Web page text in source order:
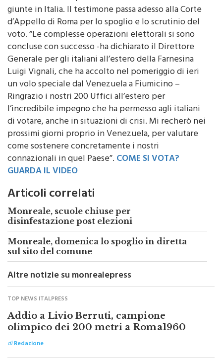
giunte in Italia. Il testimone passa adesso alla Corte
d’Appello di Roma per lo spoglio e lo scrutinio del
voto. “Le complesse operazioni elettorali si sono
concluse con successo -ha dichiarato il Direttore
Generale per gli italiani all’estero della Farnesina
Luigi Vignali, che ha accolto nel pomeriggio di ieri
un volo speciale dal Venezuela a Fiumicino –
Ringrazio i nostri 200 Uffici all’estero per
l’incredibile impegno che ha permesso agli italiani
di votare, anche in situazioni di crisi. Mi recherò nei
prossimi giorni proprio in Venezuela, per valutare
come sostenere concretamente i nostri
connazionali in quel Paese”.COME SI VOTA?
GUARDA IL VIDEO
Articoli correlati
Monreale, scuole chiuse per
disinfestazione post elezioni
Monreale, domenica lo spoglio in diretta
sul sito del comune
Altre notizie su monrealepress
TOP NEWS ITALPRESS
Addio a Livio Berruti, campione
olimpico dei 200 metri a Roma1960
diRedazione